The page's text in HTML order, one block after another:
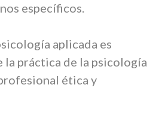
específicos.
aplicada es
la práctica de la psicología
ética y